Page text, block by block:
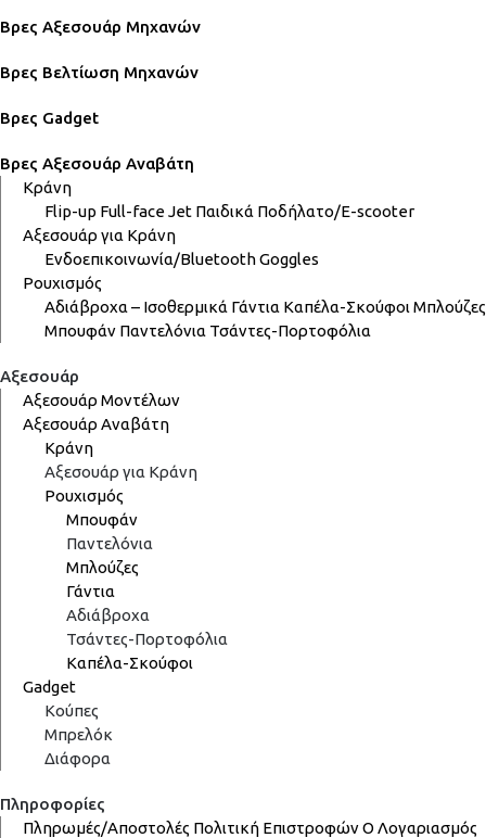
Βρες Αξεσουάρ Μηχανών
Βρες Βελτίωση Μηχανών
Βρες Gadget
Βρες Αξεσουάρ Αναβάτη
Κράνη
Flip-up Full-faceJet Παιδικά Ποδήλατο/E-scooter
Αξεσουάρ για Κράνη
Ενδοεπικοινωνία/BluetoothGoggles
Ρουχισμός
Αδιάβροχα – Ισοθερμικά Γάντια Καπέλα-Σκούφοι Μπλούζες
Μπουφάν Παντελόνια Τσάντες-Πορτοφόλια
Αξεσουάρ
Αξεσουάρ Μοντέλων
Αξεσουάρ Αναβάτη
Κράνη
Αξεσουάρ για Κράνη
Ρουχισμός
Μπουφάν
Παντελόνια
Μπλούζες
Γάντια
Αδιάβροχα
Τσάντες-Πορτοφόλια
Καπέλα-Σκούφοι
Gadget
Κούπες
Μπρελόκ
Διάφορα
Πληροφορίες
Πληρωμές/Αποστολές Πολιτική ΕπιστροφώνΟ Λογαριασμός